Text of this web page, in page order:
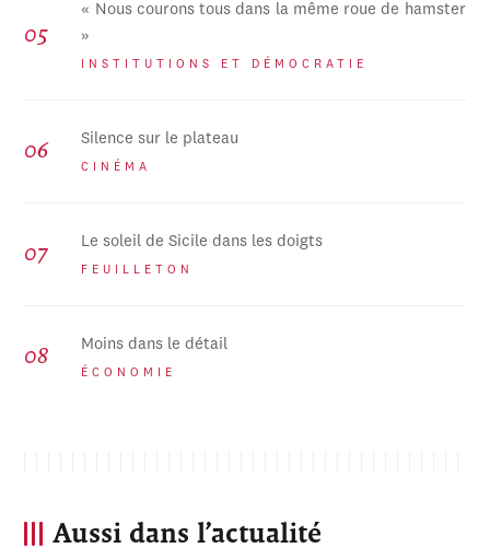
« Nous courons tous dans la même roue de hamster
»
INSTITUTIONS ET DÉMOCRATIE
Silence sur le plateau
CINÉMA
Le soleil de Sicile dans les doigts
FEUILLETON
Moins dans le détail
ÉCONOMIE
Aussi dans l’actualité